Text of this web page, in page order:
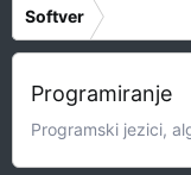
Softver
Programiranje
Programski jezici,